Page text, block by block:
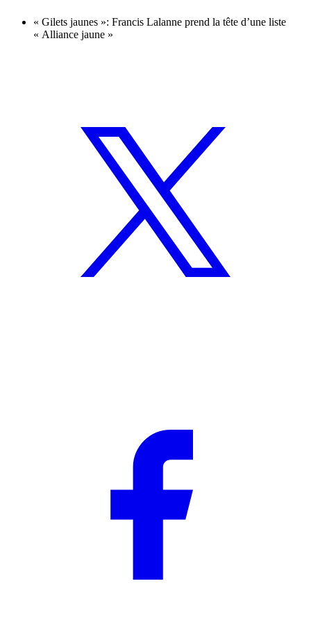
« Gilets jaunes »: Francis Lalanne prend la tête d’une liste
« Alliance jaune »